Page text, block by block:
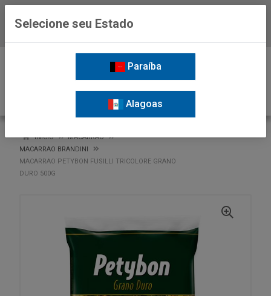
INÍCIO
MACARRAO
MACARRAO BRANDINI
MACARRAO PETYBON FUSILLI TRICOLORE GRANO
DURO 500G
Selecione seu Estado
Paraíba
Alagoas